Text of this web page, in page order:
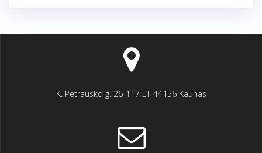
K. Petrausko g. 26-117 LT-44156 Kaunas